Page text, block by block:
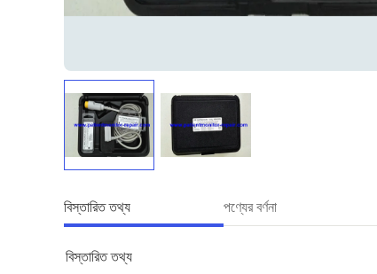
বিস্তারিত তথ্য পণ্যের বর্ণনা
বিস্তারিত তথ্য